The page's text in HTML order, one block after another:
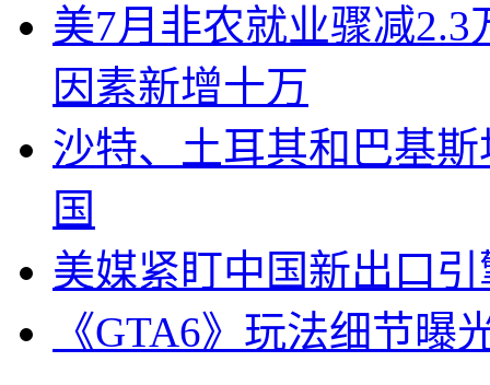
美7月非农就业骤减
因素新增十万
沙特、土耳其和巴基
国
美媒紧盯中国新出口
《GTA6》玩法细节